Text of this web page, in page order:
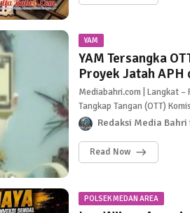
YAM
YAM Tersangka
Proyek Jatah APH
Besar di Balik
Mediabahri.com | Langkat –
Tangkap Tangan (OTT)
Redaksi Media Bahri
Read Now
POLSEK MEDAN AREA